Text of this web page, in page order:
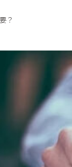
？